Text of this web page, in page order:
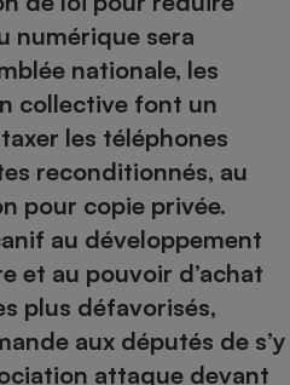
numérique sera
nationale, les
collective font un
les téléphones
reconditionnés, au
pour copie privée.
au développement
et au pouvoir d’achat
plus défavorisés,
aux députés de s’y
attaque devant
Sécurité - Hygiène
Supermarché - Drive
Assurance
Banque - Crédit
Epargne - Fiscalité
Circulation routière
Contrôle technique -
Pièce détachée
Moto
Supermarché - Drive
Comparatif
Comparatif plaque à
Comparatif hotte
Comparatif climatiseur
Comparatif aspirateur
Comparatif aspirateur
Comparatif cafetière
Électricité - Gaz
Comparatif casque audio
Comparatif barre de son
Comparatif imprimante
Comparatif ordinateur
Comparatif ultrabook
Comparatif tablette
Crédit immobilier
Comparatif tondeuse
Comparatif poêle à
Comparatif radiateur
Aménagement
Bricolage - Jardinage
Hygiène - Beauté
Maladie - Médecine -
Système de santé -
Maison de retraite
Retraite
emprunteur